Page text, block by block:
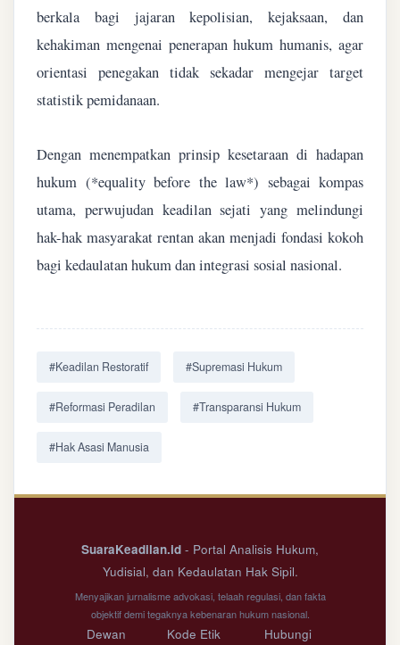
berkala bagi jajaran kepolisian, kejaksaan, dan
kehakiman mengenai penerapan hukum humanis, agar
orientasi penegakan tidak sekadar mengejar target
statistik pemidanaan.
Dengan menempatkan prinsip kesetaraan di hadapan
hukum (*equality before the law*) sebagai kompas
utama, perwujudan keadilan sejati yang melindungi
hak-hak masyarakat rentan akan menjadi fondasi kokoh
bagi kedaulatan hukum dan integrasi sosial nasional.
#Keadilan Restoratif #Supremasi Hukum
#Reformasi Peradilan #Transparansi Hukum
#Hak Asasi Manusia
SuaraKeadilan.id - Portal Analisis Hukum,
Yudisial, dan Kedaulatan Hak Sipil.
Menyajikan jurnalisme advokasi, telaah regulasi, dan fakta
objektif demi tegaknya kebenaran hukum nasional.
Dewan Kode Etik Hubungi